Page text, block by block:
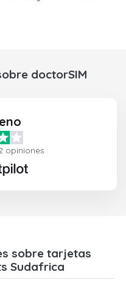
doctorSIM
opiniones
sobre tarjetas
Sudafrica